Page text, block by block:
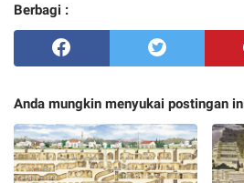
Berbagi :
Anda mungkin menyukai postingan